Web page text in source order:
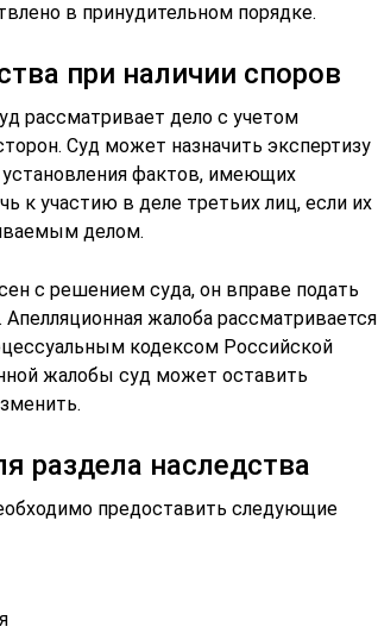
в принудительном порядке.
при наличии споров
рассматривает дело с учетом
Суд может назначить экспертизу
фактов, имеющих
к участию в деле третьих лиц, если их
делом.
с решением суда, он вправе подать
жалоба рассматривается
кодексом Российской
жалобы суд может оставить
раздела наследства
предоставить следующие